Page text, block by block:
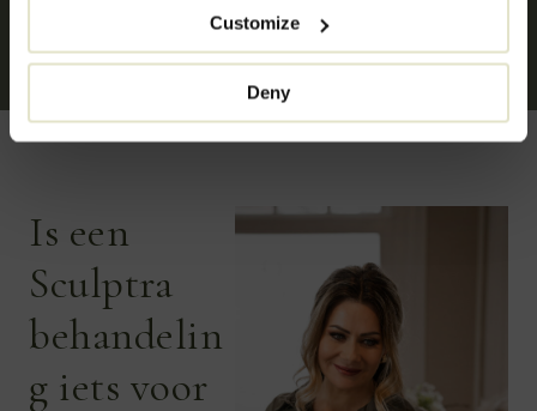
Customize
Deny
Is een
Sculptra
behandelin
g iets voor